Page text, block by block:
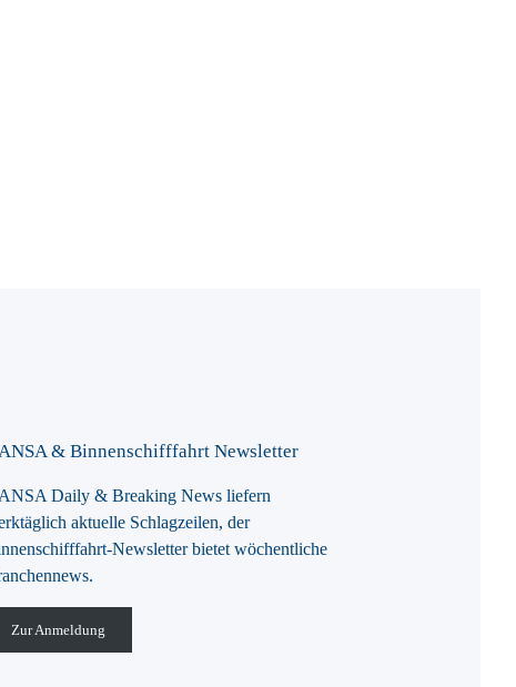
& Binnenschifffahrt Newsletter
Daily & Breaking News liefern
aktuelle Schlagzeilen, der
Newsletter bietet wöchentliche
Zur Anmeldung